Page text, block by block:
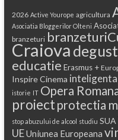
2026 Active Yourope agricultura
Asociatia Bloggerilor Olteni
branzeturi
Craiova
educatie Erasmus +
Inspire Cinema
istorie IT Opera
proiect protectia
stop abuzului de alcool studiu SUA
UEUniunea Europeana